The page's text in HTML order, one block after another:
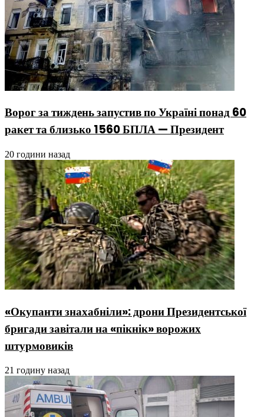
Ворог за тиждень запустив по Україні понад 60
ракет та близько 1560 БПЛА — Президент
20 години назад
«Окупанти знахабніли»: дрони Президентської
бригади завітали на «пікнік» ворожих
штурмовиків
21 годину назад